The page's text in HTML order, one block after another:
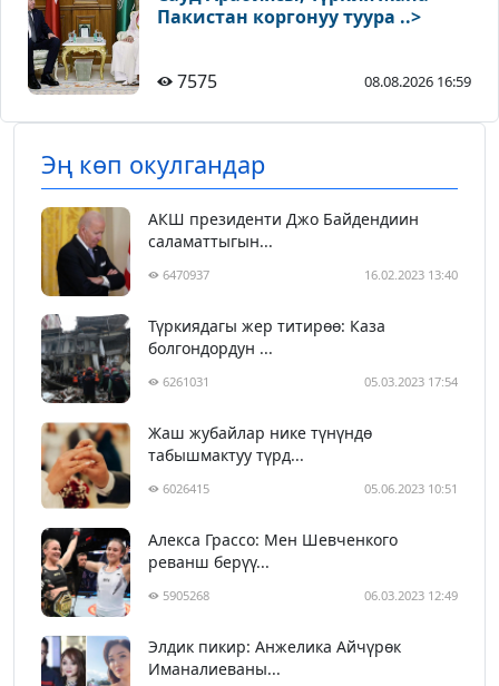
Пакистан коргонуу туура ..>
7575 08.08.2026 16:59
Эң көп окулгандар
АКШ президенти Джо Байдендиин
саламаттыгын...
6470937 16.02.2023 13:40
Түркиядагы жер титирөө: Каза
болгондордун ...
6261031 05.03.2023 17:54
Жаш жубайлар нике түнүндө
табышмактуу түрд...
6026415 05.06.2023 10:51
Алекса Грассо: Мен Шевченкого
реванш берүү...
5905268 06.03.2023 12:49
Элдик пикир: Анжелика Айчүрөк
Иманалиеваны...